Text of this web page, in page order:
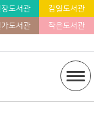
도서관
감일도서관
가도서관
작은도서관